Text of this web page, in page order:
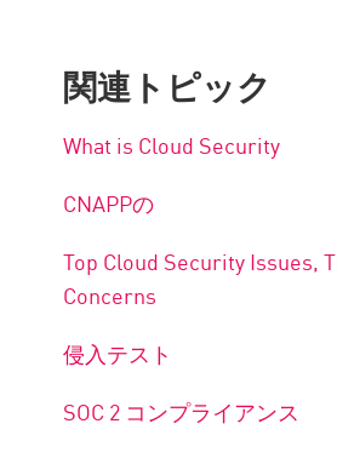
関連トピック
What is Cloud Security
CNAPPの
Top Cloud Security Issues,
Concerns
侵入テスト
SOC 2 コンプライアンス